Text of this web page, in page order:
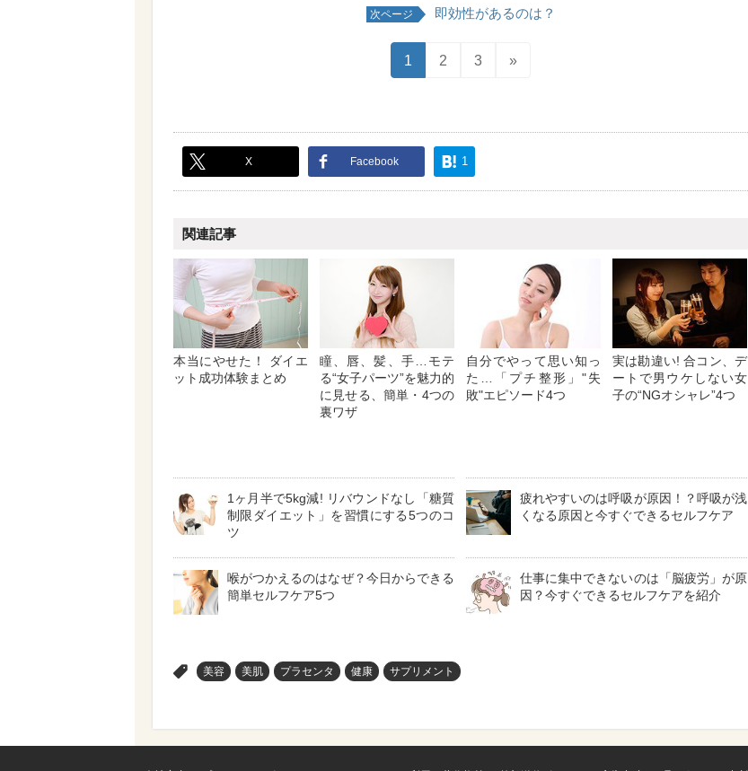
次ページ 即効性があるのは？
1 2 3 »
X Facebook 1
関連記事
本当にやせた！ ダイエ
ット成功体験まとめ
瞳、唇、髪、手…モテ
る“女子パーツ”を魅力的
に見せる、簡単・4つの
裏ワザ
自分でやって思い知っ
た…「プチ整形」"失
敗"エピソード4つ
実は勘違い! 合コン、デ
ートで男ウケしない女
子の“NGオシャレ”4つ
1ヶ月半で5kg減! リバウンドなし「糖質
制限ダイエット」を習慣にする5つのコ
ツ
疲れやすいのは呼吸が原因！？呼吸が浅
くなる原因と今すぐできるセルフケア
喉がつかえるのはなぜ？今日からできる
簡単セルフケア5つ
仕事に集中できないのは「脳疲労」が原
因？今すぐできるセルフケアを紹介
美容 美肌 プラセンタ 健康 サプリメント